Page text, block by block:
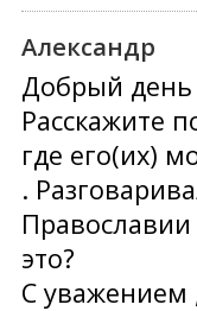
Александр
Добрый день
Расскажите
где его(их)
.
это?
С уважением